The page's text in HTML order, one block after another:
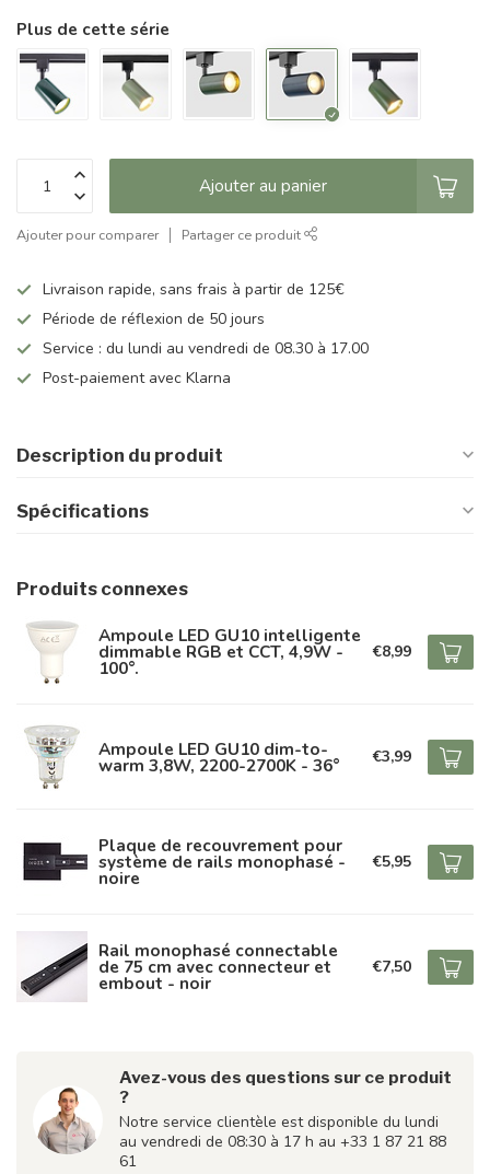
Plus de cette série
Ajouter au panier
Ajouter pour comparer Partager ce produit
Livraison rapide, sans frais à partir de 125€
Période de réflexion de 50 jours
Service : du lundi au vendredi de 08.30 à 17.00
Post-paiement avec Klarna
Description du produit
Spécifications
Produits connexes
Ampoule LED GU10 intelligente
dimmable RGB et CCT, 4,9W -
100°.
€8,99
Ampoule LED GU10 dim-to-
warm 3,8W, 2200-2700K - 36° €3,99
Plaque de recouvrement pour
système de rails monophasé -
noire
€5,95
Rail monophasé connectable
de 75 cm avec connecteur et
embout - noir
€7,50
Avez-vous des questions sur ce produit
?
Notre service clientèle est disponible du lundi
au vendredi de 08:30 à 17 h au +33 1 87 21 88
61